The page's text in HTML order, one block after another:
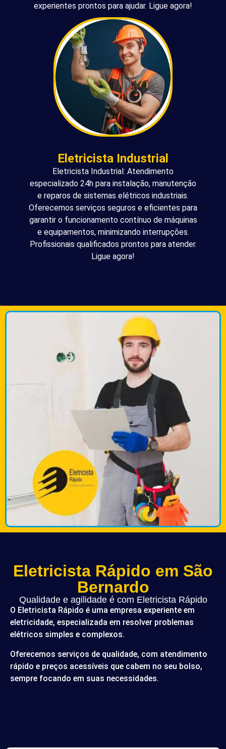
experientes prontos para ajudar. Ligue agora!
Eletricista Industrial
Eletricista Industrial: Atendimento
especializado 24h para instalação, manutenção
e reparos de sistemas elétricos industriais.
Oferecemos serviços seguros e eficientes para
garantir o funcionamento contínuo de máquinas
e equipamentos, minimizando interrupções.
Profissionais qualificados prontos para atender.
Ligue agora!
Eletricista Rápido em São
Bernardo
Qualidade e agilidade é com Eletricista Rápido
O Eletricista Rápido é uma empresa experiente em
eletricidade, especializada em resolver problemas
elétricos simples e complexos.
Oferecemos serviços de qualidade, com atendimento
rápido e preços acessíveis que cabem no seu bolso,
sempre focando em suas necessidades.